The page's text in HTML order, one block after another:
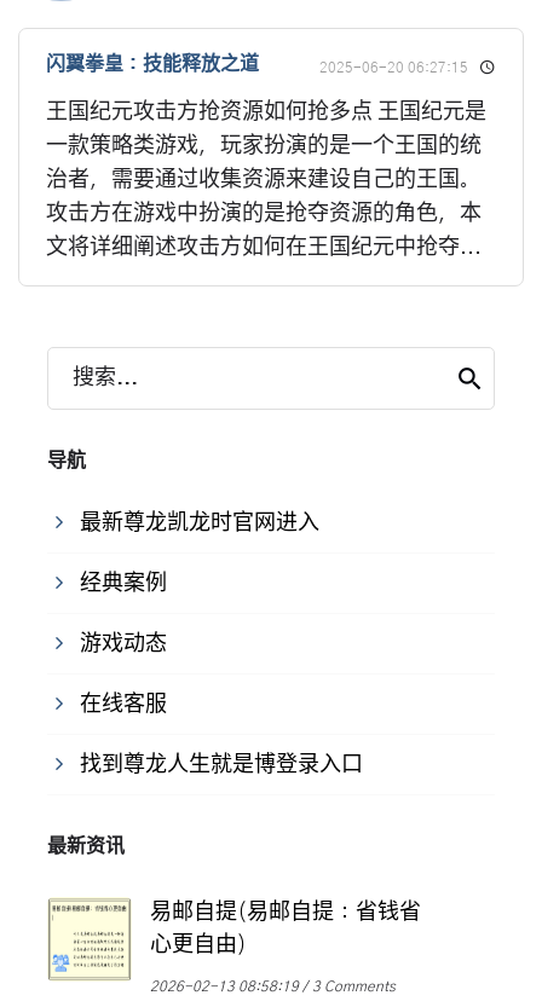
闪翼拳皇：技能释放之道 2025-06-20 06:27:15
王国纪元攻击方抢资源如何抢多点 王国纪元是
一款策略类游戏，玩家扮演的是一个王国的统
治者，需要通过收集资源来建设自己的王国。
攻击方在游戏中扮演的是抢夺资源的角色，本
文将详细阐述攻击方如何在王国纪元中抢夺...
搜索...
导航
最新尊龙凯龙时官网进入
经典案例
游戏动态
在线客服
找到尊龙人生就是博登录入口
最新资讯
易邮自提(易邮自提：省钱省
心更自由)
2026-02-13 08:58:19 3 Comments